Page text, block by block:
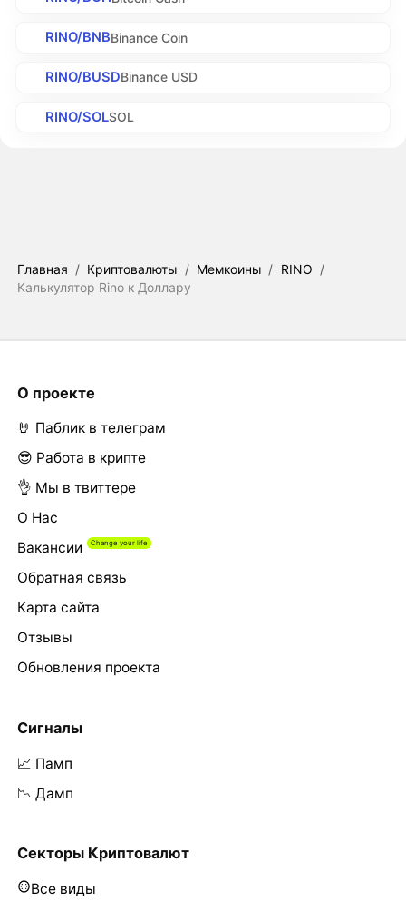
RINO/BNBBinance Coin
RINO/BUSDBinance USD
RINO/SOLSOL
Главная / Криптовалюты / Мемкоины / RINO /
Калькулятор Rino к Доллару
О проекте
🤘 Паблик в телеграм
😎 Работа в крипте
👌 Мы в твиттере
О Нас
Вакансии
Обратная связь
Карта сайта
Отзывы
Обновления проекта
Сигналы
📈 Памп
📉 Дамп
Секторы Криптовалют
Все виды